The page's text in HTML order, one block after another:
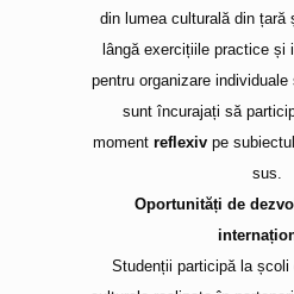
din lumea culturală din țară
lângă exercițiile practice și
pentru organizare
sunt încurajați să
moment reflexiv pe
sus.
Oportunități de
Studenții participă la